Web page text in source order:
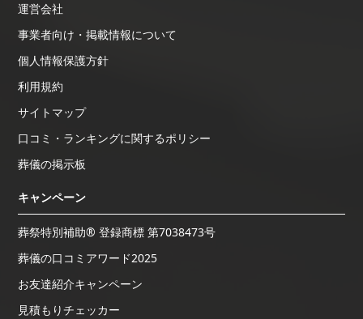
運営会社
事業者向け・掲載情報について
個人情報保護方針
利用規約
サイトマップ
口コミ・ランキングに関するポリシー
葬儀の掲示板
キャンペーン
葬祭特別補助® 登録商標 第7038473号
葬儀の口コミアワード2025
お友達紹介キャンペーン
見積もりチェッカー